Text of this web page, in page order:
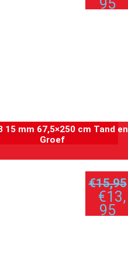
15 mm 67,5×250 cm Tand en
Groef
95
aan winkelwagen
€15,95
€13,
95